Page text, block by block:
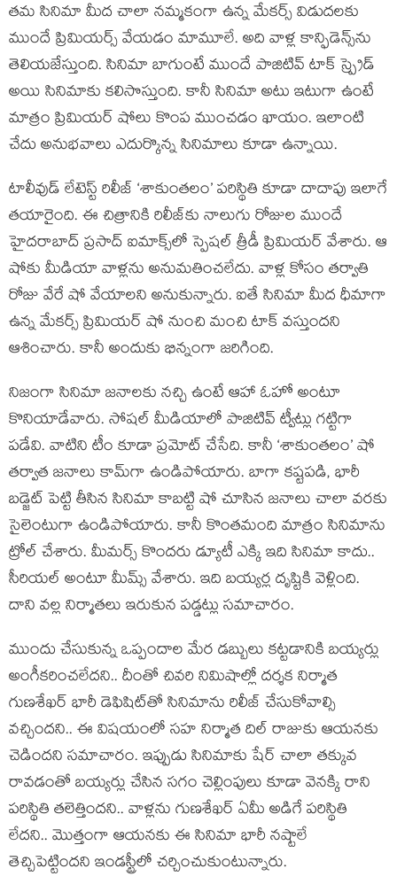
తమ సినిమా మీద చాలా నమ్మకంగా ఉన్న మేకర్స్ విడుదలకు
ముందే ప్రిమియర్స్ వేయడం మామూలే. అది వాళ్ల కాన్ఫిడెన్స్‌ను
తెలియజేస్తుంది. సినిమా బాగుంటే ముందే పాజిటివ్ టాక్ స్ప్రెడ్
అయి సినిమాకు కలిసొస్తుంది. కానీ సినిమా అటు ఇటుగా ఉంటే
మాత్రం ప్రిమియర్ షోలు కొంప ముంచడం ఖాయం. ఇలాంటి
చేదు అనుభవాలు ఎదుర్కొన్న సినిమాలు కూడా ఉన్నాయి.
టాలీవుడ్ లేటెస్ట్ రిలీజ్ ‘శాకుంతలం’ పరిస్థితి కూడా దాదాపు ఇలాగే
తయారైంది. ఈ చిత్రానికి రిలీజ్‌కు నాలుగు రోజుల ముందే
హైదరాబాద్ ప్రసాద్ ఐమాక్స్‌లో స్పెషల్ త్రీడీ ప్రిమియర్ వేశారు. ఆ
షోకు మీడియా వాళ్లను అనుమతించలేదు. వాళ్ల కోసం తర్వాతి
రోజు వేరే షో వేయాలని అనుకున్నారు. ఐతే సినిమా మీద ధీమాగా
ఉన్న మేకర్స్ ప్రిమియర్ షో నుంచి మంచి టాక్ వస్తుందని
ఆశించారు. కానీ అందుకు భిన్నంగా జరిగింది.
నిజంగా సినిమా జనాలకు నచ్చి ఉంటే ఆహా ఓహో అంటూ
కొనియాడేవారు. సోషల్ మీడియాలో పాజిటివ్ ట్వీట్లు గట్టిగా
పడేవి. వాటిని టీం కూడా ప్రమోట్ చేసేది. కానీ ‘శాకుంతలం’ షో
తర్వాత జనాలు కామ్‌గా ఉండిపోయారు. బాగా కష్టపడి, భారీ
బడ్జెట్ పెట్టి తీసిన సినిమా కాబట్టి షో చూసిన జనాలు చాలా వరకు
సైలెంటుగా ఉండిపోయారు. కానీ కొంతమంది మాత్రం సినిమాను
ట్రోల్ చేశారు. మీమర్స్ కొందరు డ్యూటీ ఎక్కి ఇది సినిమా కాదు..
సీరియల్ అంటూ మీమ్స్ వేశారు. ఇది బయ్యర్ల దృష్టికి వెళ్లింది.
దాని వల్ల నిర్మాతలు ఇరుకున పడ్డట్లు సమాచారం.
ముందు చేసుకున్న ఒప్పందాల మేర డబ్బులు కట్టడానికి బయ్యర్లు
అంగీకరించలేదని.. దీంతో చివరి నిమిషాల్లో దర్శక నిర్మాత
గుణశేఖర్ భారీ డెఫిషిట్‌తో సినిమాను రిలీజ్ చేసుకోవాల్సి
వచ్చిందని.. ఈ విషయంలో సహ నిర్మాత దిల్ రాజుకు ఆయనకు
చెడిందని సమాచారం. ఇప్పుడు సినిమాకు షేర్ చాలా తక్కువ
రావడంతో బయ్యర్లు చేసిన సగం చెల్లింపులు కూడా వెనక్కి రాని
పరిస్థితి తలెత్తిందని.. వాళ్లను గుణశేఖర్ ఏమీ అడిగే పరిస్థితి
లేదని.. మొత్తంగా ఆయనకు ఈ సినిమా భారీ నష్టాలే
తెచ్చిపెట్టిందని ఇండస్ట్రీలో చర్చించుకుంటున్నారు.